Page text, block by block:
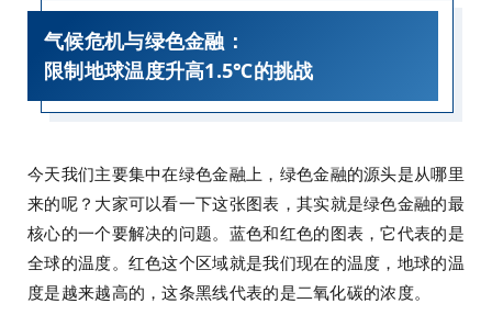
气候危机与绿色金融：
限制地球温度升高1.5℃的挑战
今天我们主要集中在绿色金融上，绿色金融的源头是从哪里
来的呢？大家可以看一下这张图表，其实就是绿色金融的最
核心的一个要解决的问题。蓝色和红色的图表，它代表的是
全球的温度。红色这个区域就是我们现在的温度，地球的温
度是越来越高的，这条黑线代表的是二氧化碳的浓度。